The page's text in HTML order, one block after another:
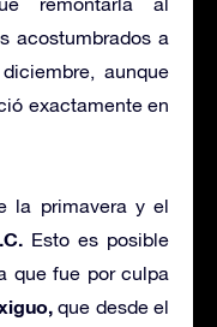
acostumbrados a
aunque
exactamente en
la primavera y el
Esto es posible
que fue por culpa
que desde el